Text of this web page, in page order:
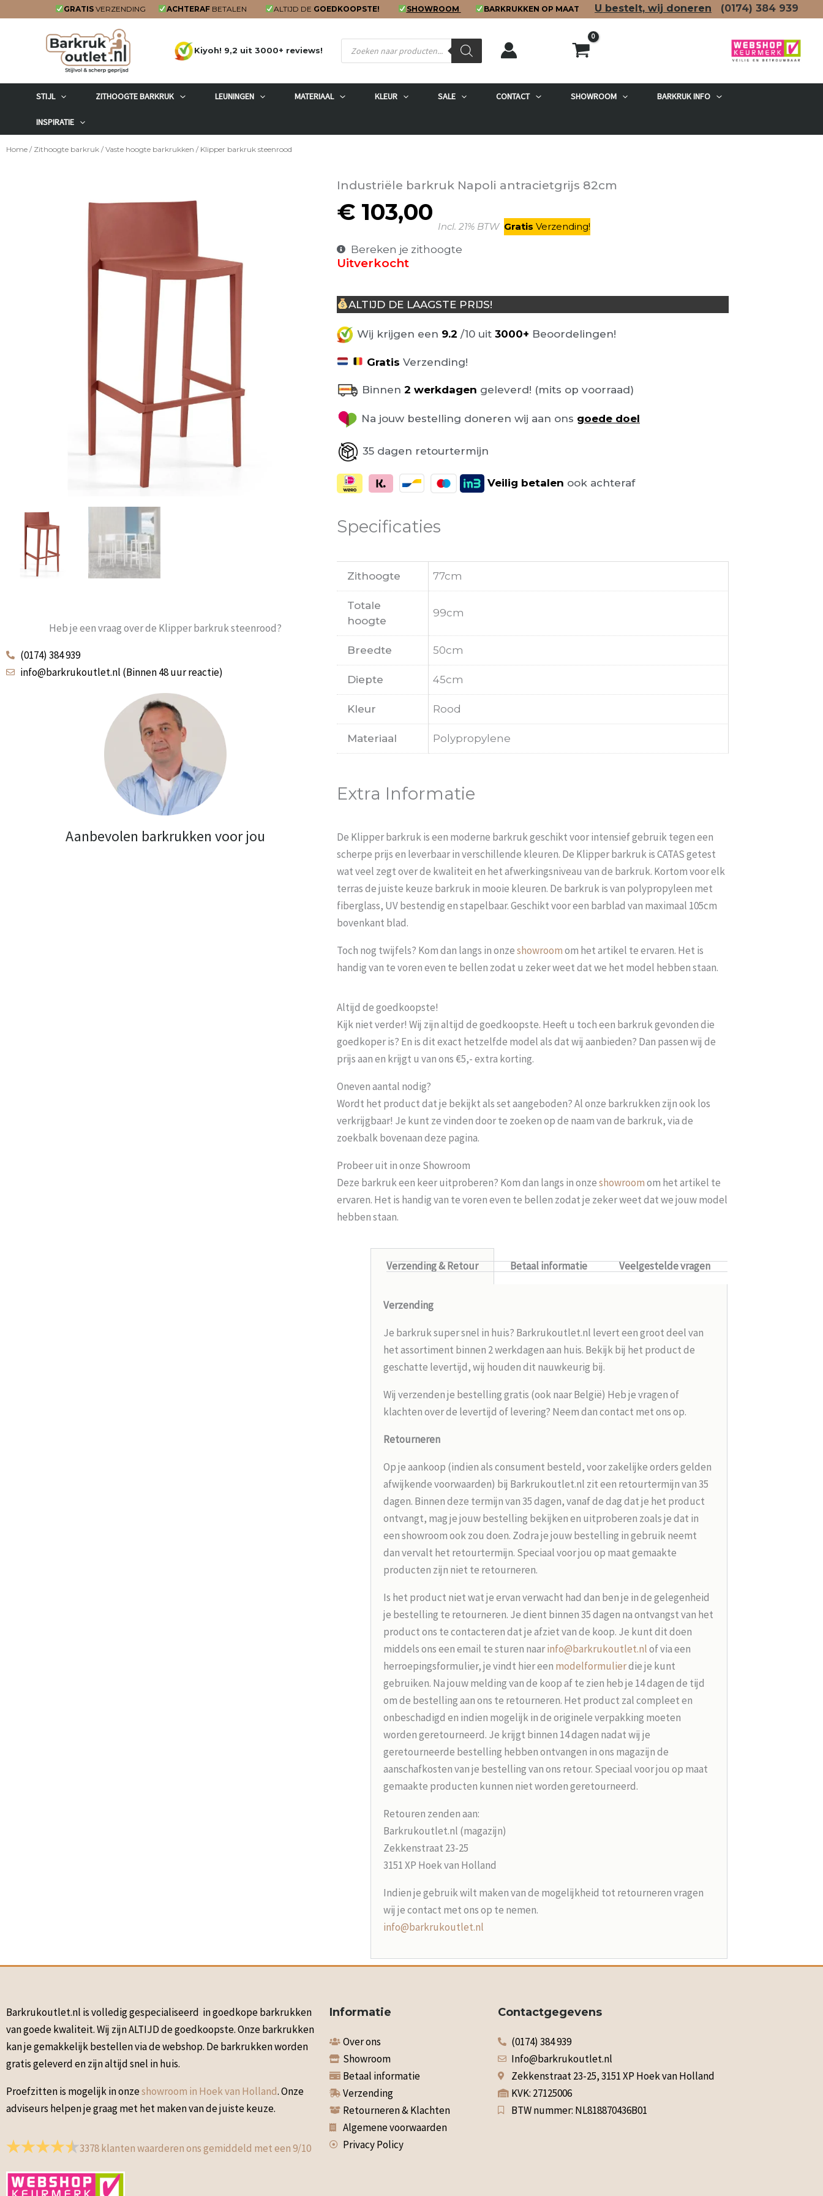
GRATIS VERZENDING ACHTERAF BETALEN ALTIJD DE GOEDKOOPSTE! SHOWROOM BARKRUKKEN OP MAAT U bestelt, wij doneren (0174) 384 939
Kiyoh! 9,2 uit 3000+ reviews!
Producten
zoeken
STIJL ZITHOOGTE BARKRUK LEUNINGEN MATERIAAL KLEUR SALE CONTACT SHOWROOM BARKRUK INFO
INSPIRATIE
Home / Zithoogte barkruk / Vaste hoogte barkrukken / Klipper barkruk steenrood
Heb je een vraag over de Klipper barkruk steenrood?
(0174) 384 939
info@barkrukoutlet.nl (Binnen 48 uur reactie)
Aanbevolen barkrukken voor jou
Industriële barkruk Napoli antracietgrijs 82cm
€ 103,00
Incl. 21% BTW Gratis Verzending!
Bereken je zithoogte
Uitverkocht
ALTIJD DE LAAGSTE PRIJS!
Wij krijgen een 9.2 /10 uit 3000+ Beoordelingen!
Gratis Verzending!
Binnen 2 werkdagen geleverd! (mits op voorraad)
Na jouw bestelling doneren wij aan ons goede doel
35 dagen retourtermijn
Veilig betalen ook achteraf
Specificaties
Zithoogte 77cm
Totale
hoogte
99cm
Breedte 50cm
Diepte 45cm
Kleur Rood
Materiaal Polypropylene
Extra Informatie
De Klipper barkruk is een moderne barkruk geschikt voor intensief gebruik tegen een
scherpe prijs en leverbaar in verschillende kleuren. De Klipper barkruk is CATAS getest
wat veel zegt over de kwaliteit en het afwerkingsniveau van de barkruk. Kortom voor elk
terras de juiste keuze barkruk in mooie kleuren. De barkruk is van polypropyleen met
fiberglass, UV bestendig en stapelbaar. Geschikt voor een barblad van maximaal 105cm
bovenkant blad.
Toch nog twijfels? Kom dan langs in onzeshowroomom het artikel te ervaren. Het is
handig van te voren even te bellen zodat u zeker weet dat we het model hebben staan.
Altijd de goedkoopste!
Kijk niet verder! Wij zijn altijd de goedkoopste. Heeft u toch een barkruk gevonden die
goedkoper is? En is dit exact hetzelfde model als dat wij aanbieden? Dan passen wij de
prijs aan en krijgt u van ons €5,- extra korting.
Oneven aantal nodig?
Wordt het product dat je bekijkt als set aangeboden? Al onze barkrukken zijn ook los
verkrijgbaar! Je kunt ze vinden door te zoeken op de naam van de barkruk, via de
zoekbalk bovenaan deze pagina.
Probeer uit in onze Showroom
Deze barkruk een keer uitproberen? Kom dan langs in onzeshowroomom het artikel te
ervaren. Het is handig van te voren even te bellen zodat je zeker weet dat we jouw model
hebben staan.
Verzending & Retour Betaal informatie Veelgestelde vragen
Verzending
Je barkruk super snel in huis? Barkrukoutlet.nl levert een groot deel van
het assortiment binnen 2 werkdagen aan huis. Bekijk bij het product de
geschatte levertijd, wij houden dit nauwkeurig bij.
Wij verzenden je bestelling gratis (ook naar België) Heb je vragen of
klachten over de levertijd of levering? Neem dan contact met ons op.
Retourneren
Op je aankoop (indien als consument besteld, voor zakelijke orders gelden
afwijkende voorwaarden) bij Barkrukoutlet.nl zit een retourtermijn van 35
dagen. Binnen deze termijn van 35 dagen, vanaf de dag dat je het product
ontvangt, mag je jouw bestelling bekijken en uitproberen zoals je dat in
een showroom ook zou doen. Zodra je jouw bestelling in gebruik neemt
dan vervalt het retourtermijn. Speciaal voor jou op maat gemaakte
producten zijn niet te retourneren.
Is het product niet wat je ervan verwacht had dan ben je in de gelegenheid
je bestelling te retourneren. Je dient binnen 35 dagen na ontvangst van het
product ons te contacteren dat je afziet van de koop. Je kunt dit doen
middels ons een email te sturen naarinfo@barkrukoutlet.nlof via een
herroepingsformulier, je vindt hier een modelformulierdie je kunt
gebruiken. Na jouw melding van de koop af te zien heb je 14 dagen de tijd
om de bestelling aan ons te retourneren. Het product zal compleet en
onbeschadigd en indien mogelijk in de originele verpakking moeten
worden geretourneerd. Je krijgt binnen 14 dagen nadat wij je
geretourneerde bestelling hebben ontvangen in ons magazijn de
aanschafkosten van je bestelling van ons retour. Speciaal voor jou op maat
gemaakte producten kunnen niet worden geretourneerd.
Retouren zenden aan:
Barkrukoutlet.nl (magazijn)
Zekkenstraat 23-25
3151 XP Hoek van Holland
Indien je gebruik wilt maken van de mogelijkheid tot retourneren vragen
wij je contact met ons op te nemen.
info@barkrukoutlet.nl
Barkrukoutlet.nl is volledig gespecialiseerd in goedkope barkrukken
van goede kwaliteit. Wij zijn ALTIJD de goedkoopste. Onze barkrukken
kan je gemakkelijk bestellen via de webshop. De barkrukken worden
gratis geleverd en zijn altijd snel in huis.
Proefzitten is mogelijk in onzeshowroom in Hoek van Holland. Onze
adviseurs helpen je graag met het maken van de juiste keuze.
3378klanten waarderen ons gemiddeld met een9/10
Informatie
Over ons
Showroom
Betaal informatie
Verzending
Retourneren & Klachten
Algemene voorwaarden
Privacy Policy
Contactgegevens
(0174) 384 939
Info@barkrukoutlet.nl
Zekkenstraat 23-25, 3151 XP Hoek van Holland
KVK: 27125006
BTW nummer: NL818870436B01